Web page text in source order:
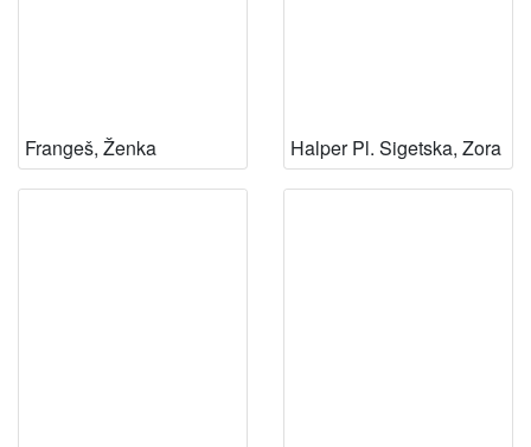
Frangeš, Ženka Halper Pl. Sigetska, Zora